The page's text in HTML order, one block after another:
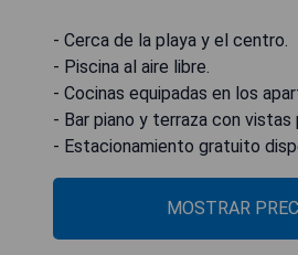
- Cerca de la playa y el centro.
- Piscina al aire libre.
- Cocinas equipadas en los
- Bar piano y terraza con vistas
- Estacionamiento gratuito
MOSTRAR